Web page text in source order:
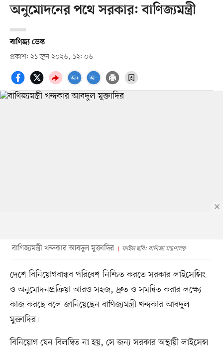
অনুমোদনের পথে সরকার: বাণিজ্যমন্ত্রী
বাণিজ্য ডেস্ক
প্রকাশ: ২১ জুন ২০২৬, ১২: ০৬
বাণিজ্যমন্ত্রী খন্দকার আবদুল মুক্তাদির ফাইল ছবি: বাণিজ্য মন্ত্রণালয়
দেশে বিনিয়োগবান্ধব পরিবেশ নিশ্চিত করতে সরকার লাইসেন্সিং
ও অনুমোদনপ্রক্রিয়া আরও সহজ, দ্রুত ও সমন্বিত করার লক্ষ্যে
কাজ করছে বলে জানিয়েছেন বাণিজ্যমন্ত্রী খন্দকার আবদুল
মুক্তাদির।
বিনিয়োগ যেন বিলম্বিত না হয়, সে জন্য সরকার অস্থায়ী লাইসেন্স